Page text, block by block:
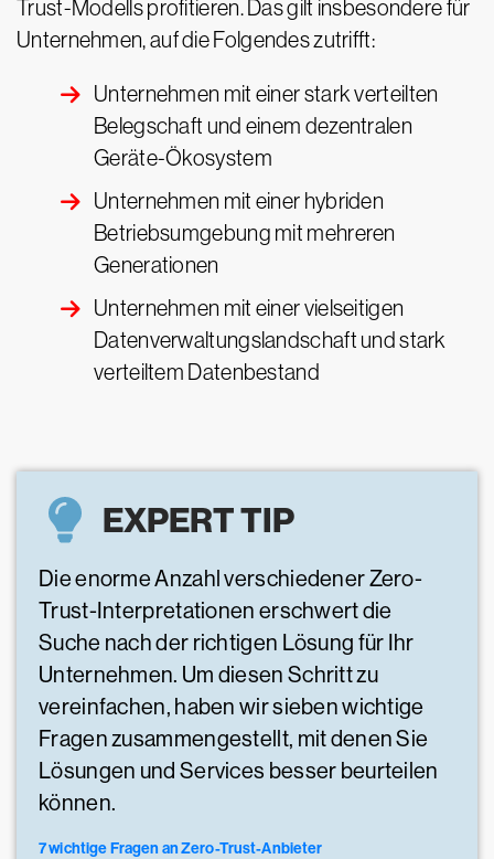
Trust-Modells profitieren. Das gilt insbesondere für
Unternehmen, auf die Folgendes zutrifft:
Unternehmen mit einer stark verteilten
Belegschaft und einem dezentralen
Geräte-Ökosystem
Unternehmen mit einer hybriden
Betriebsumgebung mit mehreren
Generationen
Unternehmen mit einer vielseitigen
Datenverwaltungslandschaft und stark
verteiltem Datenbestand
EXPERT TIP
Die enorme Anzahl verschiedener Zero-
Trust-Interpretationen erschwert die
Suche nach der richtigen Lösung für Ihr
Unternehmen. Um diesen Schritt zu
vereinfachen, haben wir sieben wichtige
Fragen zusammengestellt, mit denen Sie
Lösungen und Services besser beurteilen
können.
7 wichtige Fragen an Zero-Trust-Anbieter